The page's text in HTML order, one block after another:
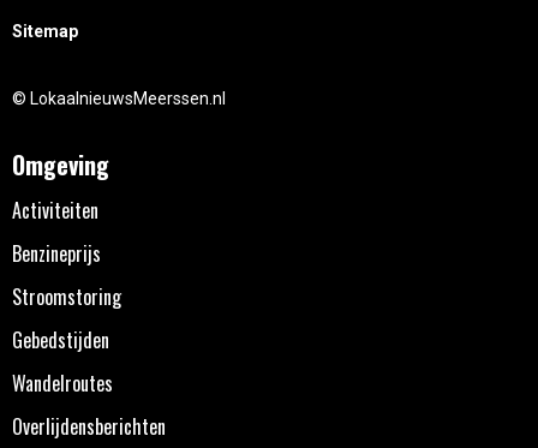
Sitemap
© LokaalnieuwsMeerssen.nl
Omgeving
Activiteiten
Benzineprijs
Stroomstoring
Gebedstijden
Wandelroutes
Overlijdensberichten